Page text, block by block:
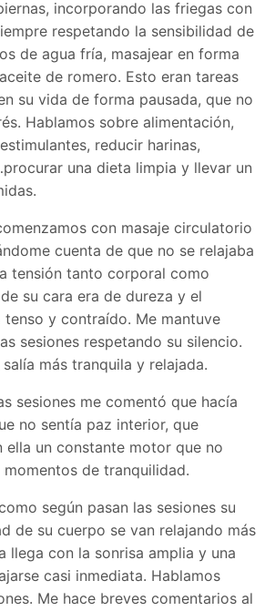
incorporando las friegas con
respetando la sensibilidad de
de agua fría, masajear en forma
de romero. Esto eran tareas
su vida de forma pausada, que no
Hablamos sobre alimentación,
reducir harinas,
una dieta limpia y llevar un
con masaje circulatorio
cuenta de que no se relajaba
tensión tanto corporal como
su cara era de dureza y el
y contraído. Me mantuve
sesiones respetando su silencio.
más tranquila y relajada.
sesiones me comentó que hacía
no sentía paz interior, que
ella un constante motor que no
momentos de tranquilidad.
según pasan las sesiones su
de su cuerpo se van relajando más
llega con la sonrisa amplia y una
casi inmediata. Hablamos
Me hace breves comentarios al